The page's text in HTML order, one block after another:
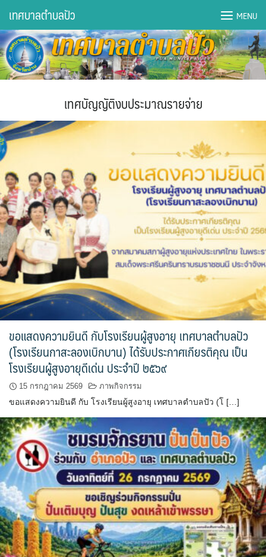
content
DWQA Ask Question
DWQA Questions
กองการศึกษา
กองคลัง
กองช่าง
กองยุทธศาสตร์และงบประมาณ
กองสาธารณสุขฯ
การเปิดเผยข้อมูลข่าวสารปี 2566 integrity transparency
assessment ITA2023
ข้อกำหนดการใช้งาน
ข้อมูลประชากร
ข้อมูลพื้นฐานของศูนย์บริการนักท่องเที่ยว เทศบาลตำบลปัว
ขั้นตอนการขอรับบริการ
งบแสดงฐานะการคลัง
งบแสดงฐานะการเงิน เทศบาลตำบลปัว ประจำปีงบประมาณ 2561
ติดต่อหน่วยงาน
ที่พัก
Amante Baristro Hotel & Cafe’ @Pua
เทศบาลตำบลปัว MENU
เทศบัญญัติงบประมาณรายจ่าย
ขอแสดงความยินดี กับโรงเรียนผู้สูงอายุ เทศบาลตำบลปัว
(โรงเรียนกาสะลองเบิกบาน) ได้รับประกาศเกียรติคุณ เป็น
โรงเรียนผู้สูงอายุดีเด่น ประจำปี ๒๕๖๙
15 กรกฎาคม 2569 ภาพกิจกรรม
ขอแสดงความยินดี กับ โรงเรียนผู้สูงอายุ เทศบาลตำบลปัว (โ […]